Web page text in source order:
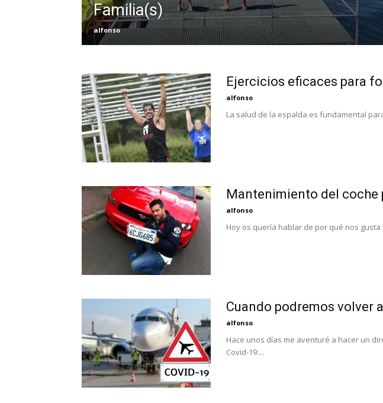
Familia(s)
alfonso
Ejercicios eficaces para
alfonso
La salud de la espalda es fundamental
Mantenimiento del coche
alfonso
Hoy os quería hablar de por qué nos
Cuando podremos volver
alfonso
Hace unos días me aventuré a hacer un
Covid-19:...